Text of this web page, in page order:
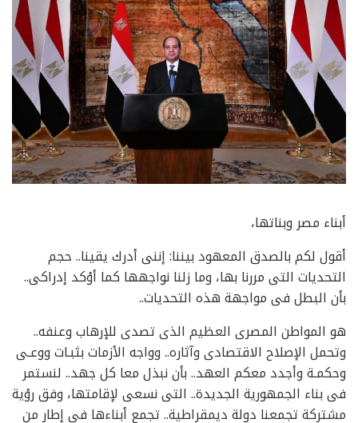
أبناء مصر وبناتها،
أقول لكم بالصدق المعهود بيننا: إننى أدرك يقينا.. حجم
التحديات التى مررنا بها، وما زلنا نواجهها كما أؤكد إدراكى..
بأن البطل فى مواجهة هذه التحديات..
هو المواطن المصرى العظيم الذى تصدى للإرهاب وعنفه..
وتحمل الإصلاح الاقتصادى وآثاره.. وواجه الأزمات بثبـات ووعـى
وحكمـة وأجدد معكم العهد.. بأن نبذل معا كل جهد.. لنستمر
فى بناء الجمهورية الجديدة.. التى نسعى لإقامتها، وفق رؤية
مشتركة تجمعنا دولة ديمقراطية.. تجمع أبناءها فى إطار من